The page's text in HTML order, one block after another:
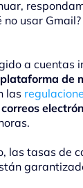
no usar
a cuentas
de
las
las tasas de